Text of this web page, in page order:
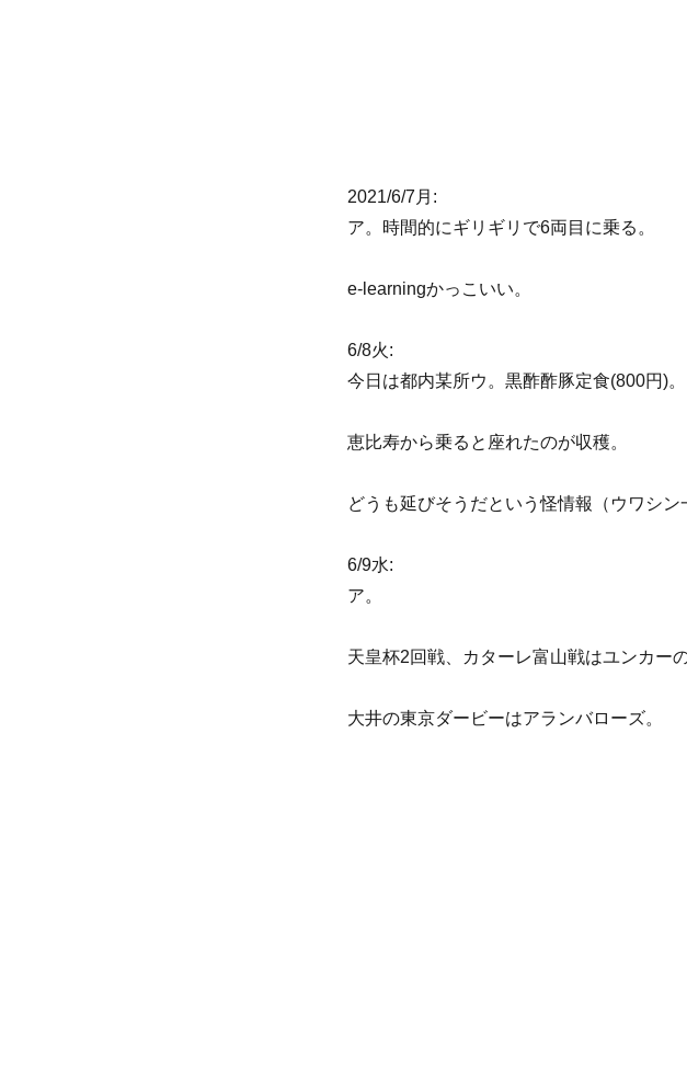
2021/6/7月:
ア。時間的にギリギリで6両目に乗る。
e-learningかっこいい。
6/8火:
今日は都内某所ウ。黒酢酢豚定食(800円)
恵比寿から乗ると座れたのが収穫。
どうも延びそうだという怪情報（ウワシン
6/9水:
ア。
天皇杯2回戦、カターレ富山戦はユンカー
大井の東京ダービーはアランバローズ。